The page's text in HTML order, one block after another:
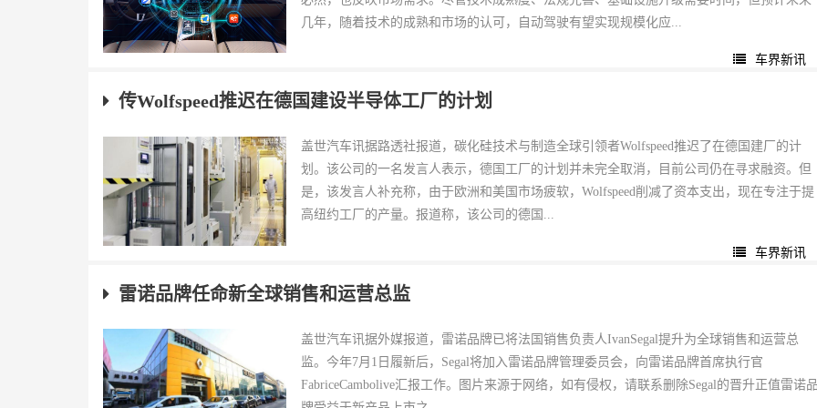
几年，随着技术的成熟和市场的认可，自动驾驶有望实现规模化应...
车界新讯
传Wolfspeed推迟在德国建设半导体工厂的计划
盖世汽车讯据路透社报道，碳化硅技术与制造全球引领者Wolfspeed推迟了在德国建厂的计
划。该公司的一名发言人表示，德国工厂的计划并未完全取消，目前公司仍在寻求融资。但
是，该发言人补充称，由于欧洲和美国市场疲软，Wolfspeed削减了资本支出，现在专注于提
高纽约工厂的产量。报道称，该公司的德国...
车界新讯
雷诺品牌任命新全球销售和运营总监
盖世汽车讯据外媒报道，雷诺品牌已将法国销售负责人IvanSegal提升为全球销售和运营总
监。今年7月1日履新后，Segal将加入雷诺品牌管理委员会，向雷诺品牌首席执行官
FabriceCambolive汇报工作。图片来源于网络，如有侵权，请联系删除Segal的晋升正值雷诺